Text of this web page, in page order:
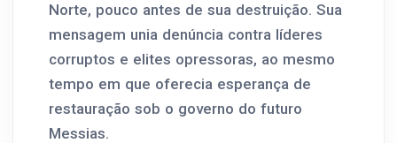
Norte, pouco antes de sua destruição. Sua
mensagem unia denúncia contra líderes
corruptos e elites opressoras, ao mesmo
tempo em que oferecia esperança de
restauração sob o governo do futuro
Messias.